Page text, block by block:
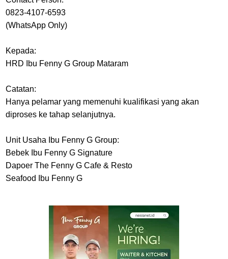
0823-4107-6593
(WhatsApp Only)
Kepada:
HRD Ibu Fenny G Group Mataram
Catatan:
Hanya pelamar yang memenuhi kualifikasi yang akan
diproses ke tahap selanjutnya.
Unit Usaha Ibu Fenny G Group:
Bebek Ibu Fenny G Signature
Dapoer The Fenny G Cafe & Resto
Seafood Ibu Fenny G